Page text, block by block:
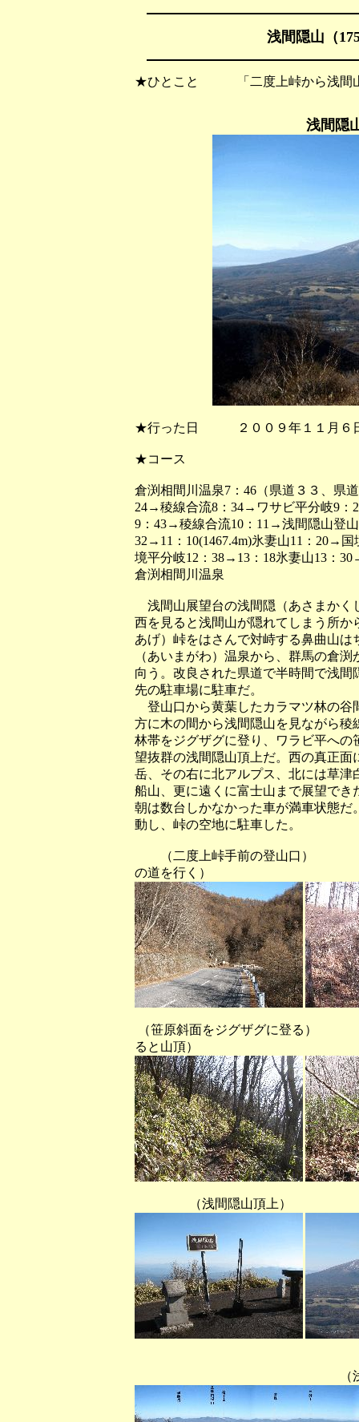
浅間隠山（
★ひとこと 「二度上峠から浅間山
浅間隠
★行った日 ２００９年１１月
★コース
倉渕相間川温泉7：46（県道３３、県
24→稜線合流8：34→ワサビ平分岐9：
9：43→稜線合流10：11→浅間隠山登
32→11：10(1467.4m)氷妻山11：20→
境平分岐12：38→13：18氷妻山13：
倉渕相間川温泉
浅間山展望台の浅間隠（あさまかく
西を見ると浅間山が隠れてしまう所
あげ）峠をはさんで対峙する鼻曲山
（あいまがわ）温泉から、群馬の倉
向う。改良された県道で半時間で浅
先の駐車場に駐車だ。
登山口から黄葉したカラマツ林の谷
方に木の間から浅間隠山を見ながら
林帯をジグザグに登り、ワラビ平へ
望抜群の浅間隠山頂上だ。西の真正
岳、その右に北アルプス、北には草
船山、更に遠くに富士山まで展望で
朝は数台しかなかった車が満車状態
動し、峠の空地に駐車した。
（二度上峠手前の登山口
の道を行く）
（笹原斜面をジグザグに登る
ると山頂）
（浅間隠山頂上
（浅間隠山から東北